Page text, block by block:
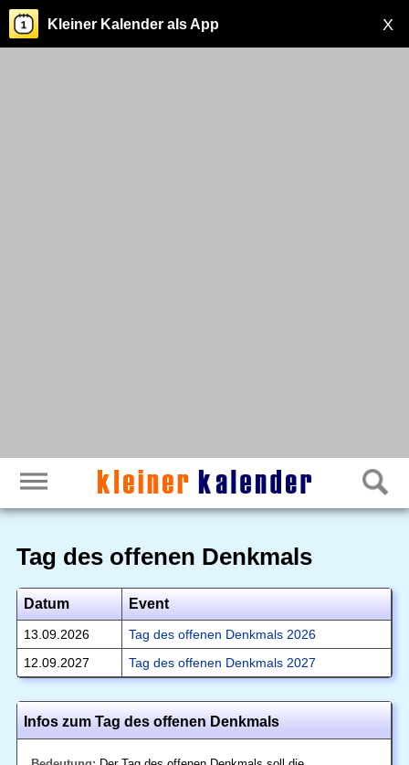
X
Kleiner Kalender als App
Tag des offenen Denkmals
Datum Event
13.09.2026
Tag des offenen Denkmals 2026
12.09.2027
Tag des offenen Denkmals 2027
Infos zum Tag des offenen Denkmals